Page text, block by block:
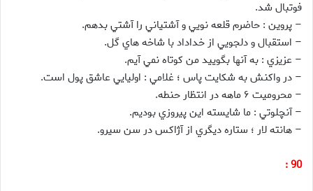
فوتبال شد.
– پروين : حاضرم قلعه نويي و آشتياني را آشتي بدهم.
– استقبال و دلجويي از خداداد با شاخه هاي گل.
– عزيزي : به آنها بگوييد من كوتاه نمي آيم.
– در واكنش به شكايت پاس ؛ غلامي : اوليايي عاشق پول است.
– محروميت ۶ ماهه در انتظار حنطه.
– آنچلوتي : ما شايسته اين پيروزي بوديم.
– هانته لار ؛‌ ستاره ديگري از آژاكس در سن سيرو.
90 :